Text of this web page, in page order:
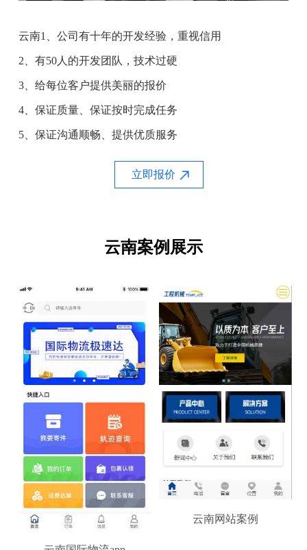
云南1、公司有十年的开发经验，重视信用
2、有50人的开发团队，技术过硬
3、给每位客户提供美丽的报价
4、保证质量、保证按时完成任务
5、保证沟通顺畅、提供优质服务
立即报价
云南案例展示
云南网站案例